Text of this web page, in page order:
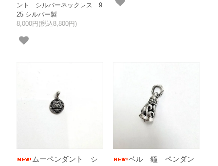
ント シルバーネックレス 9
25 シルバー製
8,000円(税込8,800円)
ムーペンダント シ
ベル 鐘 ペンダン